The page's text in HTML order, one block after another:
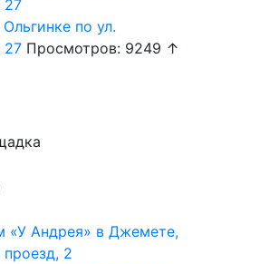
по ул.
27 Просмотров: 9249 ↑